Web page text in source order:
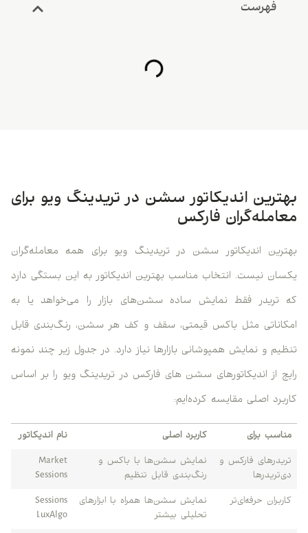
فهرست
بهترین اندیکاتور سشن در تریدینگ ویو برای
معامله‌گران فارکس
بهترین اندیکاتور سشن در تریدینگ ویو برای همه معامله‌گران
یکسان نیست. انتخاب مناسب بهترین اندیکاتور به این بستگی دارد
که تریدر فقط نمایش ساده سشن‌های بازار را می‌خواهد یا به
امکاناتی مثل باکس قیمتی، سقف و کف هر سشن، رنگ‌بندی قابل
تنظیم و نمایش همپوشانی بازارها نیاز دارد. در جدول زیر چند نمونه
رایج از اندیکاتورهای سشن های فارکس در تریدینگ ویو را بر اساس
کاربرد اصلی مقایسه کرده‌ایم:
مناسب برای کاربرد اصلی نام اندیکاتور
تریدرهای فارکس و
دی‌تریدرها
نمایش سشن‌ها با باکس و
رنگ‌بندی قابل تنظیم
Market
Sessions
کاربران حرفه‌ای‌تر
نمایش سشن‌ها همراه با ابزارهای
تحلیلی بیشتر
Sessions
LuxAlgo